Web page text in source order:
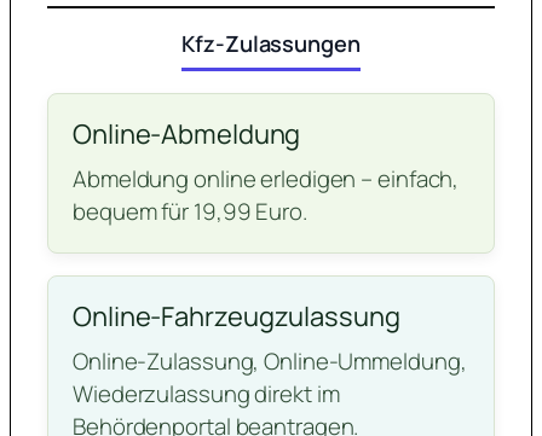
Kfz-Zulassungen
Online-Abmeldung
Abmeldung online erledigen – einfach,
bequem für 19,99 Euro.
Online-Fahrzeugzulassung
Online-Zulassung, Online-Ummeldung,
Wiederzulassung direkt im
Behördenportal beantragen.